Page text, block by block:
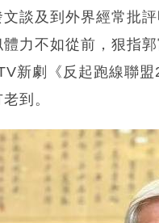
談及到外界經常批
力不如從前，狠指
新劇《反起跑線聯
到。